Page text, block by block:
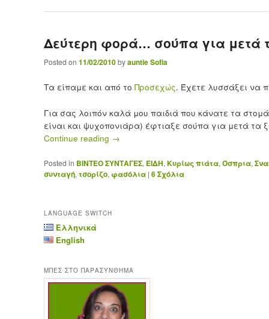
Δεύτερη φορά… σούπα για μετά
Posted on 11/02/2010byauntie Sofia
Τα είπαμε και από το Προσεχώς. Έχετε λυσσάξει να
Για σας λοιπόν καλά μου παιδιά που κάνατε τα
είναι και ψυχοπονιάρα) έφτιαξε σούπα για μετά τα
Continue reading →
Posted in ΒΙΝΤΕΟ ΣΥΝΤΑΓΕΣ, ΕΙΔΗ, Κυρίως πιάτα, Όσπρια,
συνταγή, τσορίζο, φασόλια | 6Σχόλια
LANGUAGE SWITCH
Ελληνικά
English
ΜΠΕΣ ΣΤΟ ΠΑΡΑΣΥΝΘΗΜΑ